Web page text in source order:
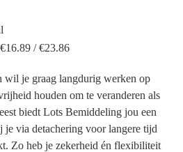
/ €23.86
wil je graag langdurig werken op
houden om te veranderen als
biedt Lots Bemiddeling jou een
je via detachering voor langere tijd
Zo heb je zekerheid én flexibiliteit